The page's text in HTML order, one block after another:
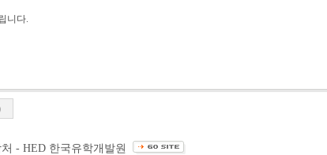
니다.
- HED 한국유학개발원